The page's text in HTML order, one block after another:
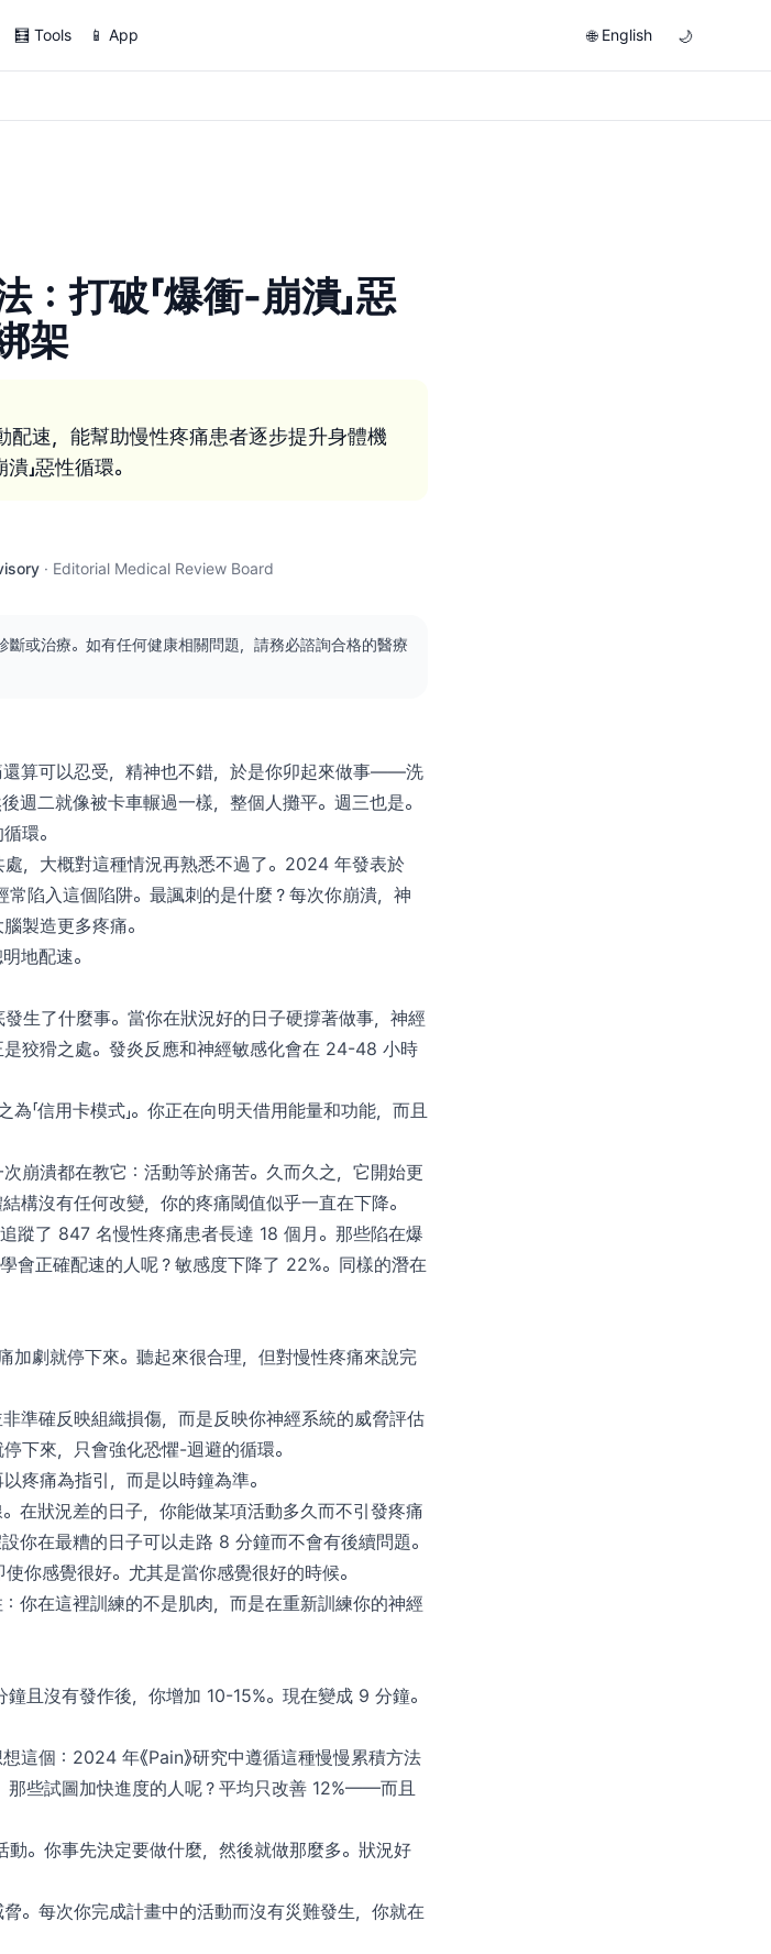
🧮 Tools 📱 App 🌐 English 🌙
打破「爆衝-崩潰」惡
架
配速，能幫助慢性疼痛患者逐步提升身體機
」惡性循環。
· Editorial Medical Review Board
或治療。如有任何健康相關問題，請務必諮詢合格的醫療
算可以忍受，精神也不錯，於是你卯起來做事——洗
週二就像被卡車輾過一樣，整個人攤平。週三也是。
環。
處，大概對這種情況再熟悉不過了。2024 年發表於
常陷入這個陷阱。最諷刺的是什麼？每次你崩潰，神
製造更多疼痛。
地配速。
發生了什麼事。當你在狀況好的日子硬撐著做事，神經
狡猾之處。發炎反應和神經敏感化會在 24-48 小時
信用卡模式」。你正在向明天借用能量和功能，而且
崩潰都在教它：活動等於痛苦。久而久之，它開始更
構沒有任何改變，你的疼痛閾值似乎一直在下降。
蹤了 847 名慢性疼痛患者長達 18 個月。那些陷在爆
會正確配速的人呢？敏感度下降了 22%。同樣的潛在
加劇就停下來。聽起來很合理，但對慢性疼痛來說完
準確反映組織損傷，而是反映你神經系統的威脅評估
來，只會強化恐懼-迴避的循環。
疼痛為指引，而是以時鐘為準。
在狀況差的日子，你能做某項活動多久而不引發疼痛
你在最糟的日子可以走路 8 分鐘而不會有後續問題。
你感覺很好。尤其是當你感覺很好的時候。
你在這裡訓練的不是肌肉，而是在重新訓練你的神經
且沒有發作後，你增加 10-15%。現在變成 9 分鐘。
這個：2024 年《Pain》研究中遵循這種慢慢累積方法
那些試圖加快進度的人呢？平均只改善 12%——而且
活動。你事先決定要做什麼，然後就做那麼多。狀況好
。每次你完成計畫中的活動而沒有災難發生，你就在